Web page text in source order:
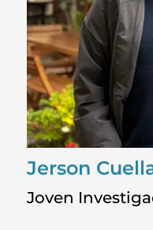
Jerson
Joven